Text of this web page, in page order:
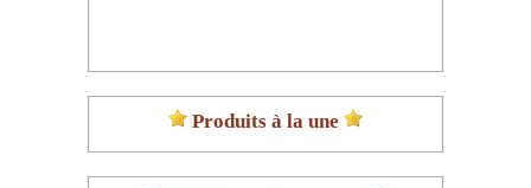
Produits à la une